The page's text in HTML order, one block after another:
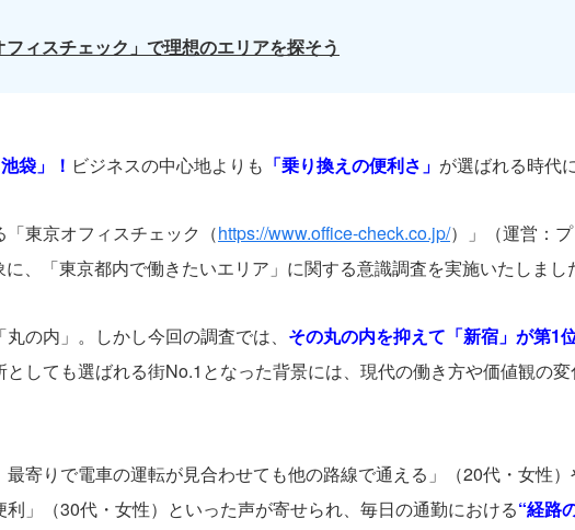
ィスチェック」で理想のエリアを探そう
袋」！ ビジネスの中心地よりも 「乗り換えの便利さ」 が選ばれる時代
東京オフィスチェック（https://www.office-check.co.jp/）」（運営：
に、「東京都内で働きたいエリア」に関する意識調査を実施いたしまし
の内」。しかし今回の調査では、 その丸の内を抑えて「新宿」が第1
しても選ばれる街No.1となった背景には、現代の働き方や価値観の変
寄りで電車の運転が見合わせても他の路線で通える」（20代・女性
」（30代・女性）といった声が寄せられ、毎日の通勤における“経路